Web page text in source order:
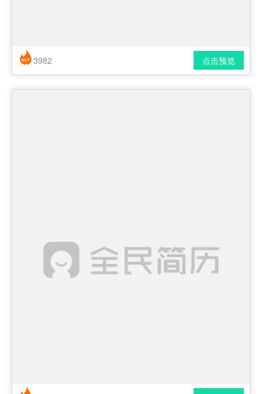
简历风格： 时尚 / 简洁 / 应届生
点击预览
3982